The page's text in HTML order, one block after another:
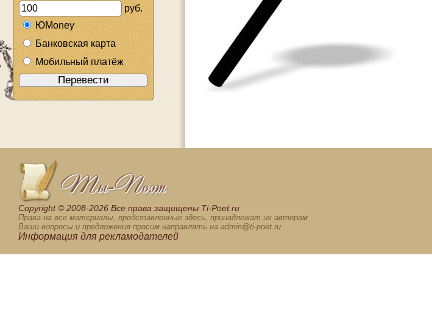
руб.
ЮMoney
Банковская карта
Мобильный платёж
Сopyright © 2008-2026 Все права защищены Ti-Poet.ru
Права на все материалы, представленные здесь, принадлежат их авторам
Ваши вопросы и предложения просим направлять на admin@ti-poet.ru
Информация для рекламодателей